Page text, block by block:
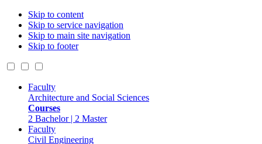
Skip to content
Skip to service navigation
Skip to main site navigation
Skip to footer
Faculty
Architecture and Social Sciences
Courses
2 Bachelor | 2 Master
Faculty
Civil Engineering